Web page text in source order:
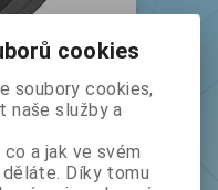
239
cookies
soubory cookies,
naše služby a
a jak ve svém
Díky tomu